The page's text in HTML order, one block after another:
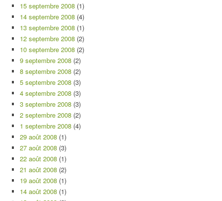
15 septembre 2008 (1)
14 septembre 2008 (4)
13 septembre 2008 (1)
12 septembre 2008 (2)
10 septembre 2008 (2)
9 septembre 2008 (2)
8 septembre 2008 (2)
5 septembre 2008 (3)
4 septembre 2008 (3)
3 septembre 2008 (3)
2 septembre 2008 (2)
1 septembre 2008 (4)
29 août 2008 (1)
27 août 2008 (3)
22 août 2008 (1)
21 août 2008 (2)
19 août 2008 (1)
14 août 2008 (1)